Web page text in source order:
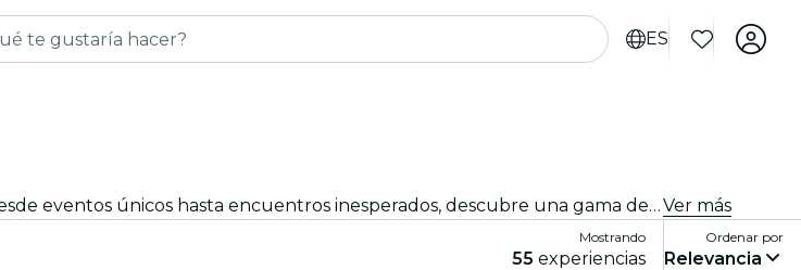
ES
Adéntrate en un mundo de experiencias diversas en toda nuestra ciudad. Desde eventos únicos hasta encuentros inesperados, descubre una gama de propuestas que desafían las expectativas. Deja que tu curiosidad sea tu guía mientras exploras el rico paisaje urbano.Ver más
Mostrando
55 experiencias
Ordenar por
Relevancia